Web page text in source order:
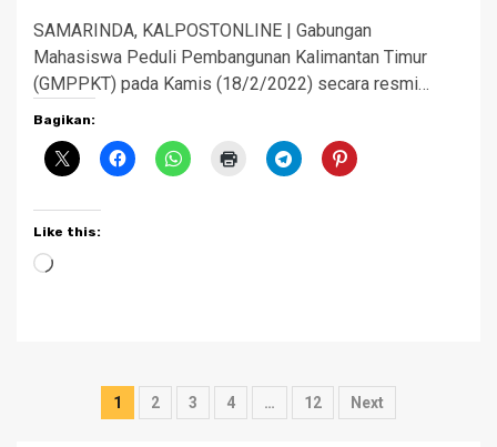
SAMARINDA, KALPOSTONLINE | Gabungan
Mahasiswa Peduli Pembangunan Kalimantan Timur
(GMPPKT) pada Kamis (18/2/2022) secara resmi…
Bagikan:
Like this:
Loading…
Posts
1 2 3 4 … 12 Next